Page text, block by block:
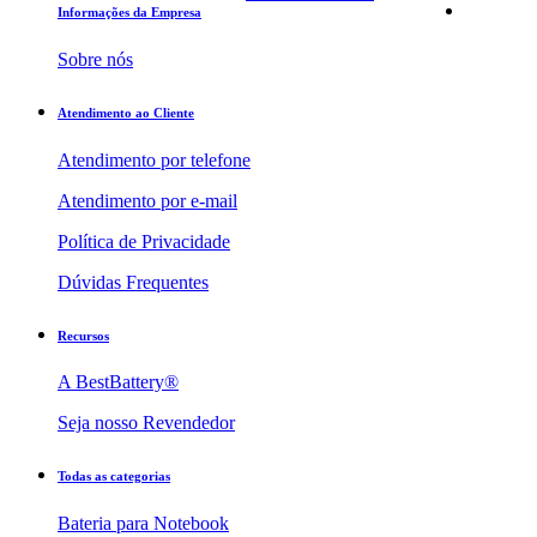
Informações da Empresa
Sobre nós
Atendimento ao Cliente
Atendimento por telefone
Atendimento por e-mail
Política de Privacidade
Dúvidas Frequentes
Recursos
A BestBattery®
Seja nosso Revendedor
Todas as categorias
Bateria para Notebook